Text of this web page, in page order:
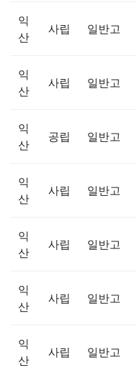
익
산
사립 일반고
익
산
사립 일반고
익
산
공립 일반고
익
산
사립 일반고
익
산
사립 일반고
익
산
사립 일반고
익
산
사립 일반고